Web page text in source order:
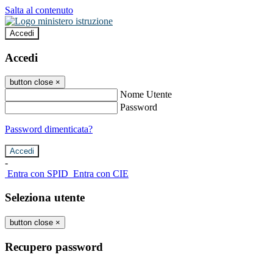
Salta al contenuto
Accedi
Accedi
button close ×
Nome Utente
Password
Password dimenticata?
-
Entra con SPID Entra con CIE
Seleziona utente
button close ×
Recupero password